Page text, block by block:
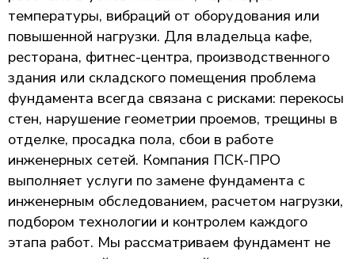
температуры, вибраций от оборудования или
повышенной нагрузки. Для владельца кафе,
ресторана, фитнес-центра, производственного
здания или складского помещения проблема
фундамента всегда связана с рисками: перекосы
стен, нарушение геометрии проемов, трещины в
отделке, просадка пола, сбои в работе
инженерных сетей. Компания ПСК-ПРО
выполняет услуги по замене фундамента с
инженерным обследованием, расчетом нагрузки,
подбором технологии и контролем каждого
этапа работ. Мы рассматриваем фундамент не